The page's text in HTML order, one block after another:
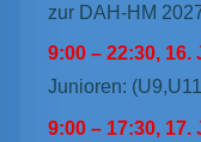
zur DAH-HM
9:00 – 22:30, 16.
Junioren:
9:00 – 17:30, 17.